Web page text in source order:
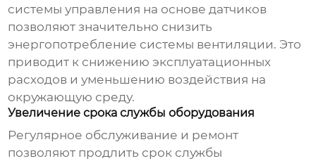
системы управления на основе датчиков
позволяют значительно снизить
энергопотребление системы вентиляции. Это
приводит к снижению эксплуатационных
расходов и уменьшению воздействия на
окружающую среду.
Увеличение срока службы оборудования
Регулярное обслуживание и ремонт
позволяют продлить срок службы